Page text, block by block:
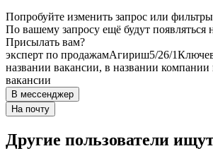
Попробуйте изменить запрос или фильтры
По вашему запросу ещё будут появляться
Присылать вам?
эксперт по продажамАгириш5/26/1
названии вакансии, в названии
вакансии
В мессенджер
На почту
Другие пользователи